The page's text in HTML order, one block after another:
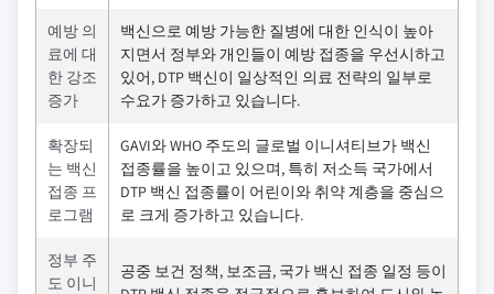
예방 의
료에 대
한 강조
증가
백신으로 예방 가능한 질병에 대한 인식이 높아
지면서 정부와 개인들이 예방 접종을 우선시하고
있어, DTP 백신이 일상적인 의료 전략의 일부로
수요가 증가하고 있습니다.
확장되
는 백신
접종 프
로그램
GAVI와 WHO 주도의 글로벌 이니셔티브가 백신
접종률을 높이고 있으며, 특히 저소득 국가에서
DTP 백신 접종률이 어린이와 취약 계층을 중심으
로 크게 증가하고 있습니다.
정부 주
도 이니
공중 보건 정책, 보조금, 국가 백신 접종 일정 등이